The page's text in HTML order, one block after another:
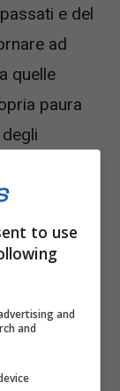
e del
ad
quelle
paura
to use
and
and